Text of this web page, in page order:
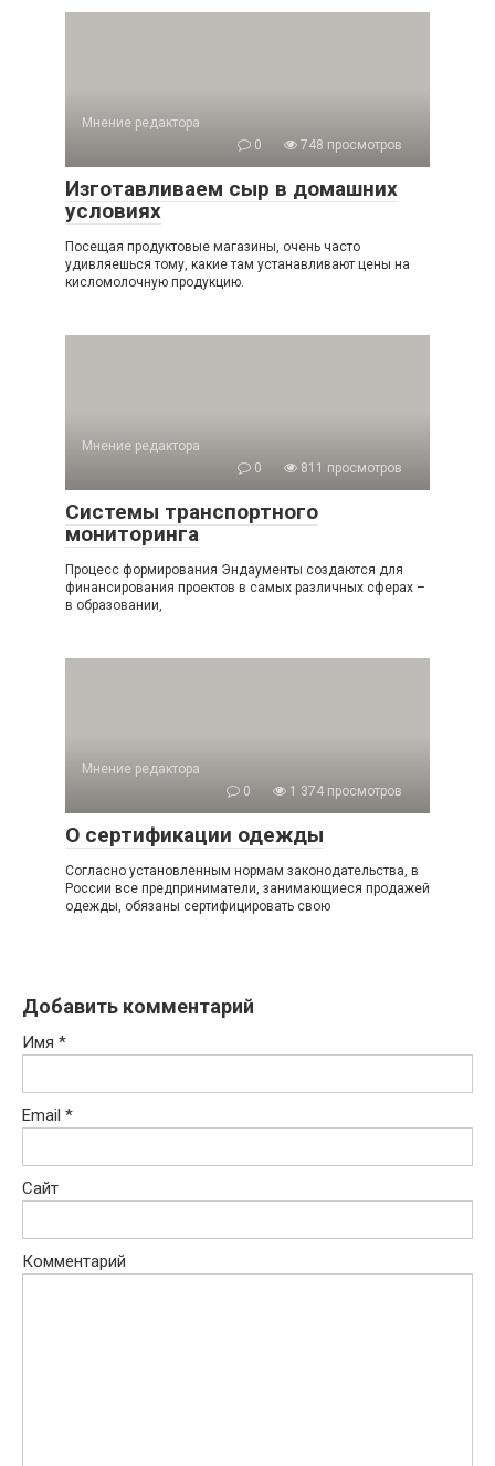
Мнение редактора
0
748 просмотров
Изготавливаем сыр в домашних
условиях
Посещая продуктовые магазины, очень часто
удивляешься тому, какие там устанавливают цены на
кисломолочную продукцию.
Мнение редактора
0
811 просмотров
Системы транспортного
мониторинга
Процесс формирования Эндаументы создаются для
финансирования проектов в самых различных сферах –
в образовании,
Мнение редактора
0
1 374 просмотров
О сертификации одежды
Согласно установленным нормам законодательства, в
России все предприниматели, занимающиеся продажей
одежды, обязаны сертифицировать свою
Добавить комментарий
Имя *
Email *
Сайт
Комментарий